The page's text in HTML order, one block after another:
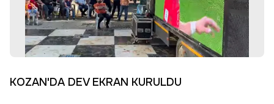
KOZAN'DA DEV EKRAN KURULDU